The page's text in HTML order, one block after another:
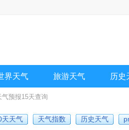
界天气 旅游天气 历史
预报15天查询
天天气 天气指数 历史天气